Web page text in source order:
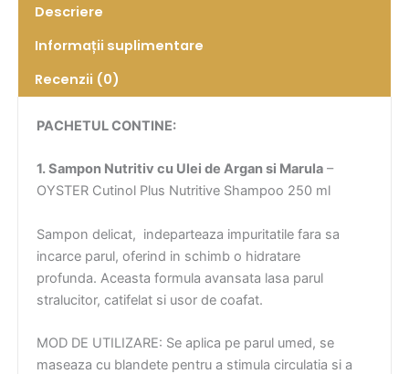
Descriere
Informații suplimentare
Recenzii (0)
PACHETUL CONTINE:
1. Sampon Nutritiv cu Ulei de Argan si Marula –
OYSTER Cutinol Plus Nutritive Shampoo 250 ml
Sampon delicat, indeparteaza impuritatile fara sa
incarce parul, oferind in schimb o hidratare
profunda. Aceasta formula avansata lasa parul
stralucitor, catifelat si usor de coafat.
MOD DE UTILIZARE: Se aplica pe parul umed, se
maseaza cu blandete pentru a stimula circulatia si a